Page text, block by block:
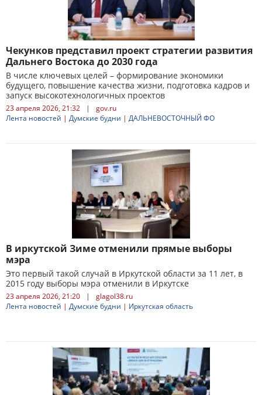
Чекунков представил проект стратегии развития
Дальнего Востока до 2030 года
В числе ключевых целей – формирование экономики
будущего, повышение качества жизни, подготовка кадров и
запуск высокотехнологичных проектов
23 апреля 2026, 21:32 |
gov.ru
Лента новостей | Думские будни | ДАЛЬНЕВОСТОЧНЫЙ ФО
В иркутской Зиме отменили прямые выборы
мэра
Это первый такой случай в Иркутской области за 11 лет, в
2015 году выборы мэра отменили в Иркутске
23 апреля 2026, 21:20 |
glagol38.ru
Лента новостей | Думские будни | Иркутская область